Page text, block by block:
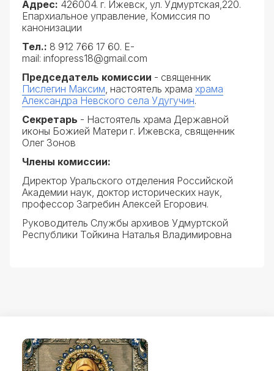
Адрес: 426004. г. Ижевск, ул. Удмуртская,220.
Епархиальное управление, Комиссия по
канонизации
Тел.: 8 912 766 17 60. E-
mail: infopress18@gmail.com
Председатель комиссии - священник
Пислегин Максим, настоятель храма храма
Александра Невского села Удугучин.
Секретарь - Настоятель храма Державной
иконы Божией Матери г. Ижевска, священник
Олег Зонов
Члены комиссии:
Директор Уральского отделения Российской
Академии наук, доктор исторических наук,
профессор Загребин Алексей Егорович.
Руководитель Службы архивов Удмуртской
Республики Тойкина Наталья Владимировна